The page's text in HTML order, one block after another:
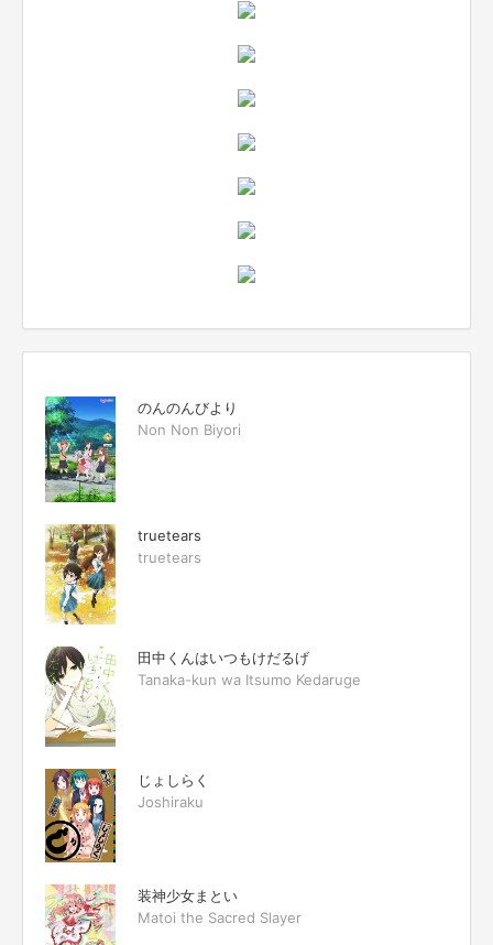
のんのんびより
Non Non Biyori
truetears
truetears
田中くんはいつもけだるげ
Tanaka-kun wa Itsumo Kedaruge
じょしらく
Joshiraku
装神少女まとい
Matoi the Sacred Slayer